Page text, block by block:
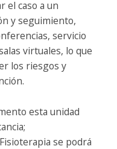
el caso a un
y seguimiento,
servicio
virtuales, lo que
los riesgos y
esta unidad
se podrá